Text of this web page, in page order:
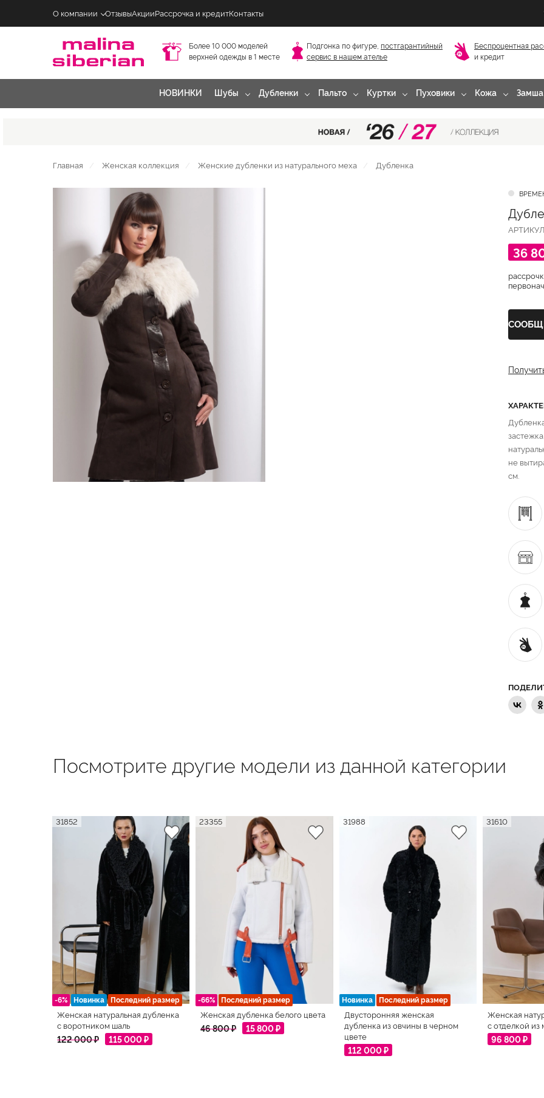
О компании ОтзывыАкцииРассрочка и кредитКонтакты
Более 10 000 моделей
верхней одежды в 1 месте
Подгонка по фигуре, постгарантийный
сервис в нашем ателье
Беспроцентная
и кредит
НОВИНКИ Шубы Дубленки Пальто Куртки Пуховики Кожа Замша
Главная Женская коллекция Женские дубленки из натурального меха Дубленка
АРТИКУЛ
36
не
см.
Посмотрите другие модели из данной категории
-6% Новинка Последний размер
31852
Женская натуральная дубленка
с воротником шаль
122 000 ₽ 115 000 ₽
-66% Последний размер
23355
Женская дубленка белого цвета
46 800 ₽ 15 800 ₽
Новинка Последний размер
31988
Двусторонняя женская
дубленка из овчины в черном
цвете
112 000 ₽
31610
Женская
с отделкой из
96 800 ₽